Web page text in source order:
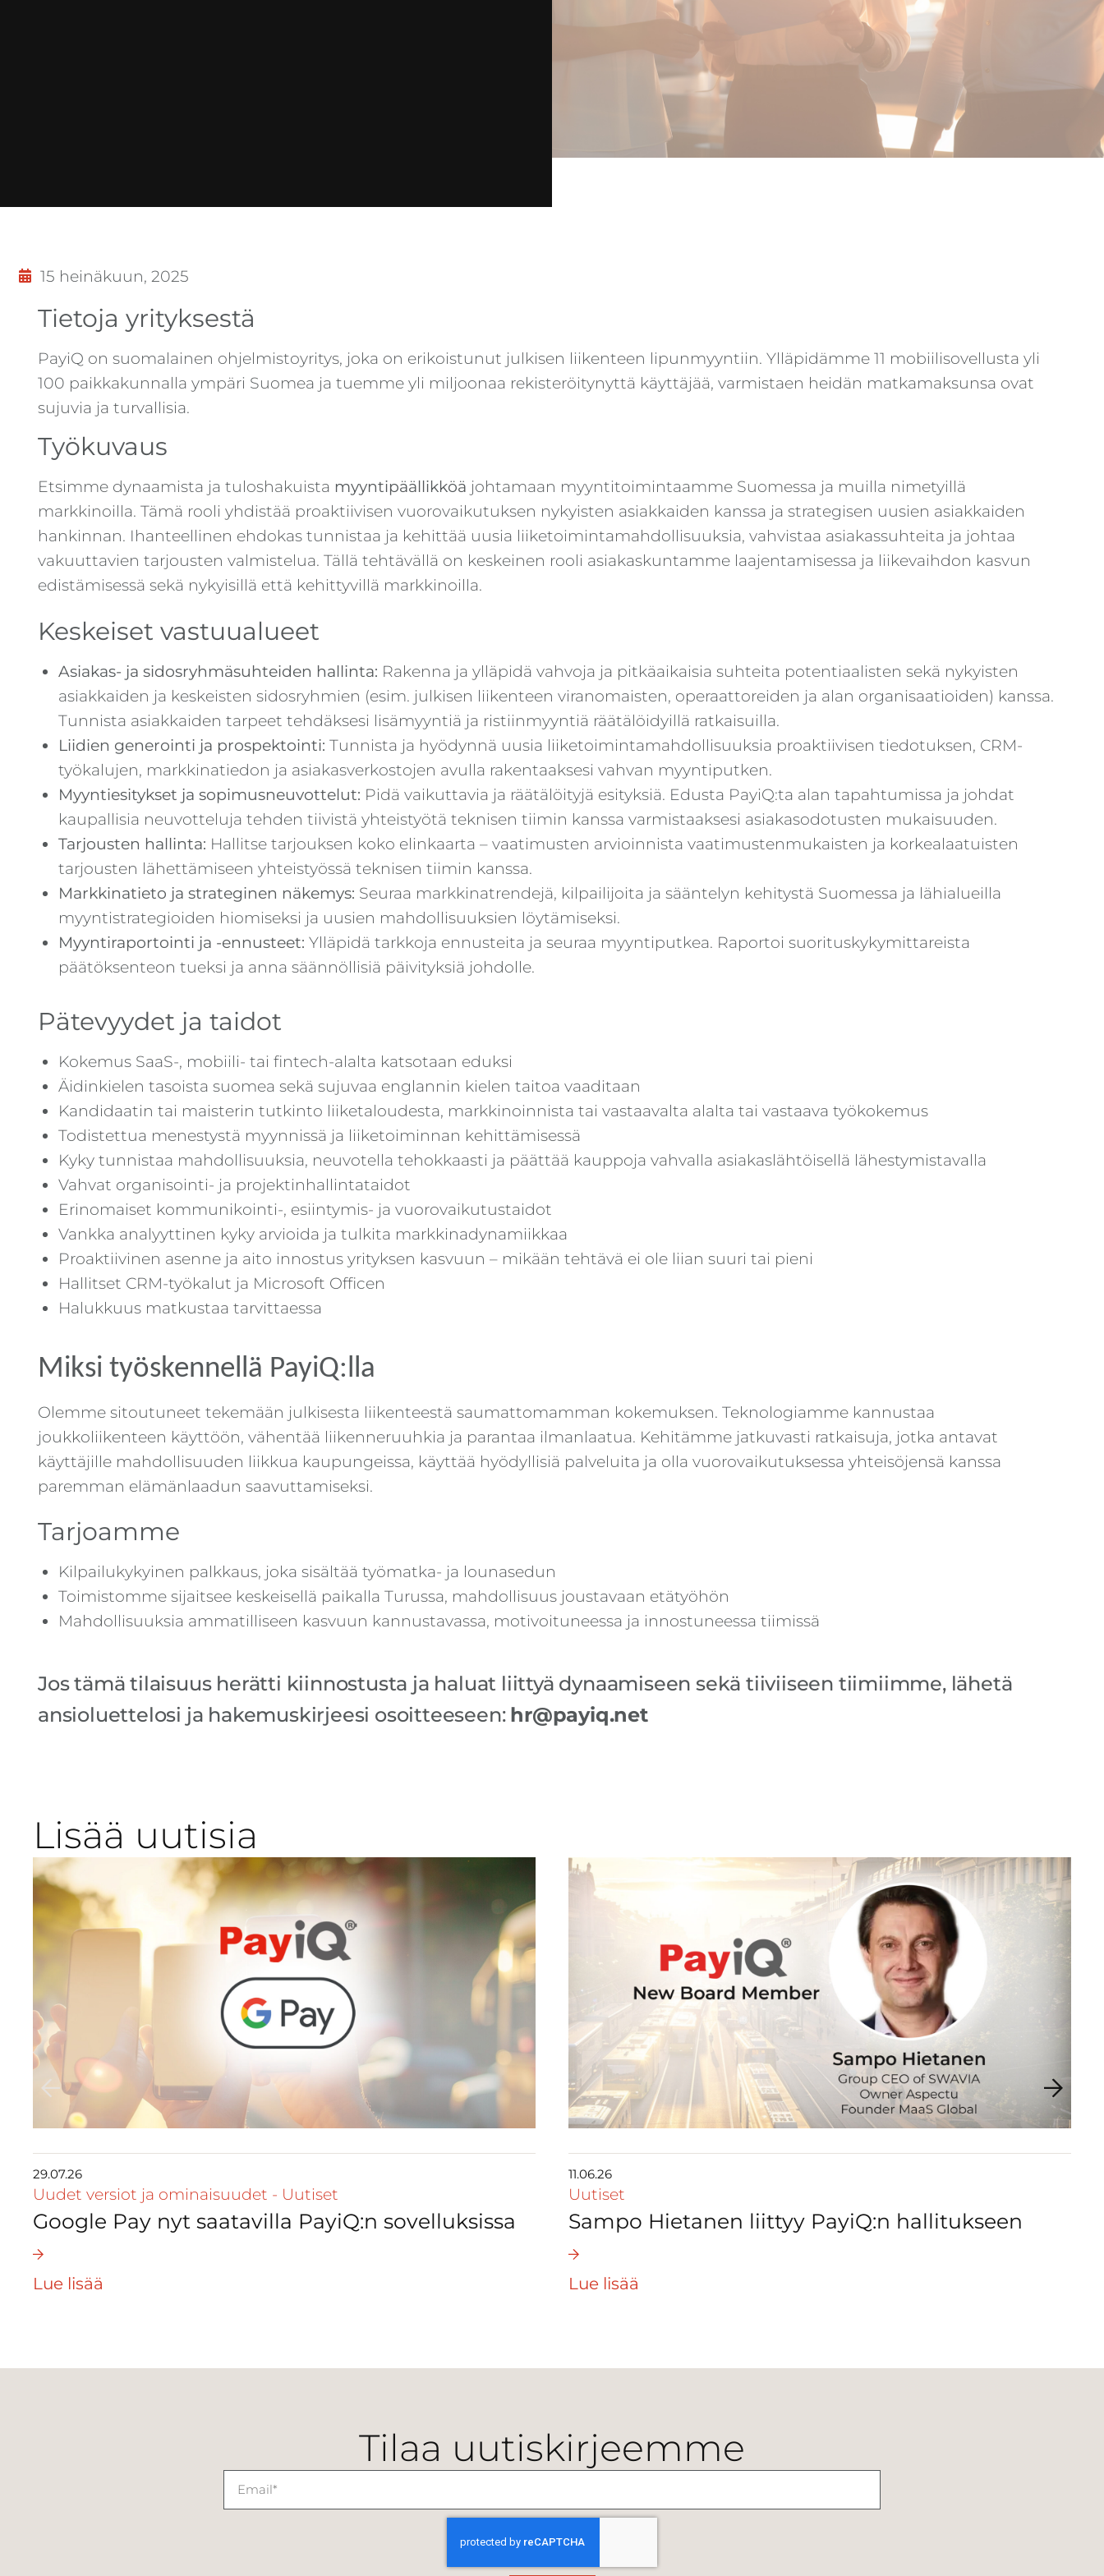
15 heinäkuun, 2025
Tietoja yrityksestä
PayiQ on suomalainen ohjelmistoyritys, joka on erikoistunut julkisen liikenteen lipunmyyntiin. Ylläpidämme 11 mobiilisovellusta yli
100 paikkakunnalla ympäri Suomea ja tuemme yli miljoonaa rekisteröitynyttä käyttäjää, varmistaen heidän matkamaksunsa ovat
sujuvia ja turvallisia.
Työkuvaus
Etsimme dynaamista ja tuloshakuista myyntipäällikköä johtamaan myyntitoimintaamme Suomessa ja muilla nimetyillä
markkinoilla. Tämä rooli yhdistää proaktiivisen vuorovaikutuksen nykyisten asiakkaiden kanssa ja strategisen uusien asiakkaiden
hankinnan. Ihanteellinen ehdokas tunnistaa ja kehittää uusia liiketoimintamahdollisuuksia, vahvistaa asiakassuhteita ja johtaa
vakuuttavien tarjousten valmistelua. Tällä tehtävällä on keskeinen rooli asiakaskuntamme laajentamisessa ja liikevaihdon kasvun
edistämisessä sekä nykyisillä että kehittyvillä markkinoilla.
Keskeiset vastuualueet
Asiakas- ja sidosryhmäsuhteiden hallinta: Rakenna ja ylläpidä vahvoja ja pitkäaikaisia ​​suhteita potentiaalisten sekä nykyisten
asiakkaiden ja keskeisten sidosryhmien (esim. julkisen liikenteen viranomaisten, operaattoreiden ja alan organisaatioiden) kanssa.
Tunnista asiakkaiden tarpeet tehdäksesi lisämyyntiä ja ristiinmyyntiä räätälöidyillä ratkaisuilla.
Liidien generointi ja prospektointi:Tunnista ja hyödynnä uusia liiketoimintamahdollisuuksia proaktiivisen tiedotuksen, CRM-
työkalujen, markkinatiedon ja asiakasverkostojen avulla rakentaaksesi vahvan myyntiputken.
Myyntiesitykset ja sopimusneuvottelut: Pidä vaikuttavia ja räätälöityjä esityksiä. Edusta PayiQ:ta alan tapahtumissa ja johdat
kaupallisia neuvotteluja tehden tiivistä yhteistyötä teknisen tiimin kanssa varmistaaksesi asiakasodotusten mukaisuuden.
Tarjousten hallinta: Hallitse tarjouksen koko elinkaarta – vaatimusten arvioinnista vaatimustenmukaisten ja korkealaatuisten
tarjousten lähettämiseen yhteistyössä teknisen tiimin kanssa.
Markkinatieto ja strateginen näkemys: Seuraa markkinatrendejä, kilpailijoita ja sääntelyn kehitystä Suomessa ja lähialueilla
myyntistrategioiden hiomiseksi ja uusien mahdollisuuksien löytämiseksi.
Myyntiraportointi ja -ennusteet: Ylläpidä tarkkoja ennusteita ja seuraa myyntiputkea. Raportoi suorituskykymittareista
päätöksenteon tueksi ja anna säännöllisiä päivityksiä johdolle.
Pätevyydet ja taidot
Kokemus SaaS-, mobiili- tai fintech-alalta katsotaan eduksi
Äidinkielen tasoista suomea sekä sujuvaa englannin kielen taitoa vaaditaan
Kandidaatin tai maisterin tutkinto liiketaloudesta, markkinoinnista tai vastaavalta alalta tai vastaava työkokemus
Todistettua menestystä myynnissä ja liiketoiminnan kehittämisessä
Kyky tunnistaa mahdollisuuksia, neuvotella tehokkaasti ja päättää kauppoja vahvalla asiakaslähtöisellä lähestymistavalla
Vahvat organisointi- ja projektinhallintataidot
Erinomaiset kommunikointi-, esiintymis- ja vuorovaikutustaidot
Vankka analyyttinen kyky arvioida ja tulkita markkinadynamiikkaa
Proaktiivinen asenne ja aito innostus yrityksen kasvuun – mikään tehtävä ei ole liian suuri tai pieni
Hallitset CRM-työkalut ja Microsoft Officen
Halukkuus matkustaa tarvittaessa
Miksi työskennellä PayiQ:lla
Olemme sitoutuneet tekemään julkisesta liikenteestä saumattomamman kokemuksen. Teknologiamme kannustaa
joukkoliikenteen käyttöön, vähentää liikenneruuhkia ja parantaa ilmanlaatua. Kehitämme jatkuvasti ratkaisuja, jotka antavat
käyttäjille mahdollisuuden liikkua kaupungeissa, käyttää hyödyllisiä palveluita ja olla vuorovaikutuksessa yhteisöjensä kanssa
paremman elämänlaadun saavuttamiseksi.
Tarjoamme
Kilpailukykyinen palkkaus, joka sisältää työmatka- ja lounasedun
Toimistomme sijaitsee keskeisellä paikalla Turussa, mahdollisuus joustavaan etätyöhön
Mahdollisuuksia ammatilliseen kasvuun kannustavassa, motivoituneessa ja innostuneessa tiimissä
Jos tämä tilaisuus herätti kiinnostusta ja haluat liittyä dynaamiseen sekä tiiviiseen tiimiimme, lähetä
ansioluettelosi ja hakemuskirjeesi osoitteeseen: hr@payiq.net
Lisää uutisia
29.07.26
Uudet versiot ja ominaisuudet - Uutiset
Google Pay nyt saatavilla PayiQ:n sovelluksissa
Lue lisää
11.06.26
Uutiset
Sampo Hietanen liittyy PayiQ:n hallitukseen
Lue lisää
Tilaa uutiskirjeemme